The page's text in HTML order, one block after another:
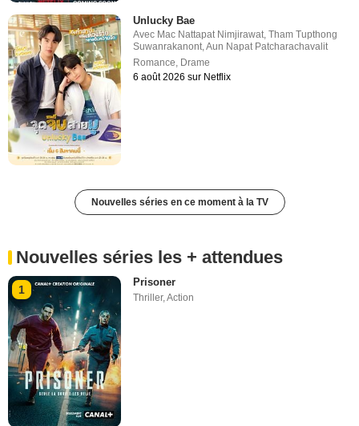
Unlucky Bae
Avec Mac Nattapat Nimjirawat,Tham Tupthong
Suwanrakanont,Aun Napat Patcharachavalit
Romance, Drame
6 août 2026 sur Netflix
Nouvelles séries en ce moment à la TV
Nouvelles séries les + attendues
1
Prisoner
Thriller,Action